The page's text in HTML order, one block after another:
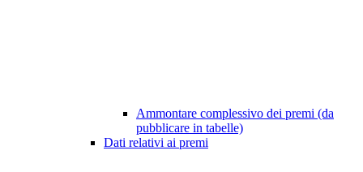
Ammontare complessivo dei premi (da
pubblicare in tabelle)
Dati relativi ai premi